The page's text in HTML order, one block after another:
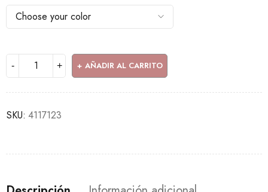
AÑADIR AL CARRITO
SKU: 4117123